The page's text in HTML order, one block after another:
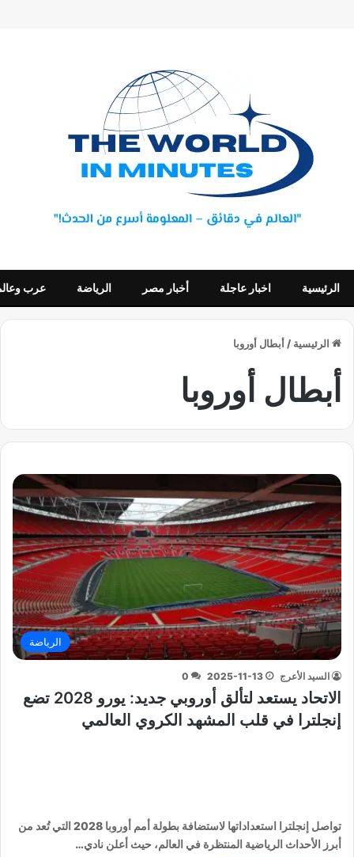
الرئيسية اخبار عاجلة أخبار مصر الرياضة عرب
الرئيسية / أبطال أوروبا
أبطال أوروبا
الرياضة
السيد الأعرج 2025-11-13
0
الاتحاد يستعد لتألق أوروبي جديد: يورو 2028 تضع
إنجلترا في قلب المشهد الكروي العالمي
تواصل إنجلترا استعداداتها لاستضافة بطولة أمم أوروبا 2028 التي تُعد من
أبرز الأحداث الرياضية المنتظرة في العالم، حيث أعلن نادي…